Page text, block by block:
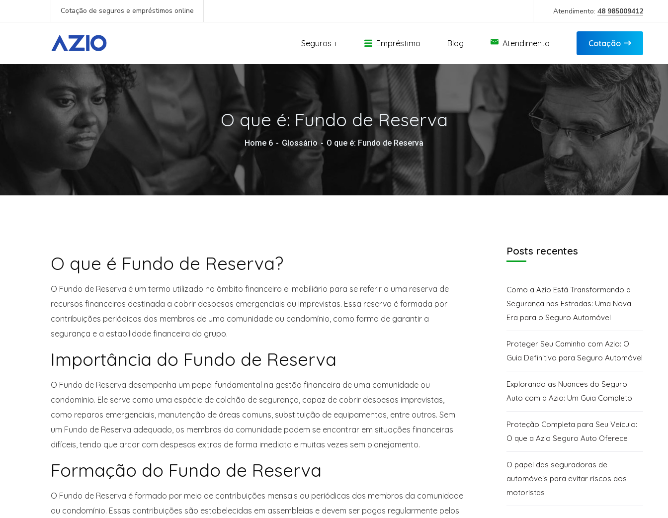
Cotação de seguros e empréstimos online Atendimento: 48 985009412
Seguros Empréstimo Blog Atendimento Cotação
O que é: Fundo de Reserva
Home 6 Glossário O que é: Fundo de Reserva
O que é Fundo de Reserva?
O Fundo de Reserva é um termo utilizado no âmbito financeiro e imobiliário para se referir a uma reserva de
recursos financeiros destinada a cobrir despesas emergenciais ou imprevistas. Essa reserva é formada por
contribuições periódicas dos membros de uma comunidade ou condomínio, como forma de garantir a
segurança e a estabilidade financeira do grupo.
Importância do Fundo de Reserva
O Fundo de Reserva desempenha um papel fundamental na gestão financeira de uma comunidade ou
condomínio. Ele serve como uma espécie de colchão de segurança, capaz de cobrir despesas imprevistas,
como reparos emergenciais, manutenção de áreas comuns, substituição de equipamentos, entre outros. Sem
um Fundo de Reserva adequado, os membros da comunidade podem se encontrar em situações financeiras
difíceis, tendo que arcar com despesas extras de forma imediata e muitas vezes sem planejamento.
Formação do Fundo de Reserva
O Fundo de Reserva é formado por meio de contribuições mensais ou periódicas dos membros da comunidade
ou condomínio. Essas contribuições são estabelecidas em assembleias e devem ser pagas regularmente pelos
Posts recentes
Como a Azio Está Transformando a
Segurança nas Estradas: Uma Nova
Era para o Seguro Automóvel
Proteger Seu Caminho com Azio: O
Guia Definitivo para Seguro Automóvel
Explorando as Nuances do Seguro
Auto com a Azio: Um Guia Completo
Proteção Completa para Seu Veículo:
O que a Azio Seguro Auto Oferece
O papel das seguradoras de
automóveis para evitar riscos aos
motoristas